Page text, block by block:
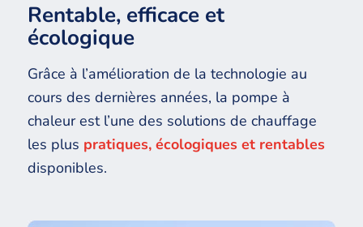
Rentable, efficace et
écologique
Grâce à l’amélioration de la technologie au
cours des dernières années, la pompe à
chaleur est l’une des solutions de chauffage
les plus pratiques, écologiques et rentables
disponibles.